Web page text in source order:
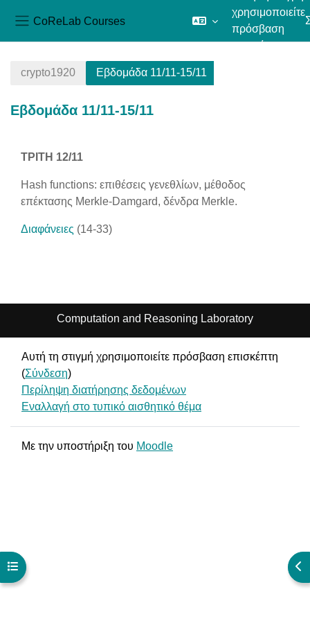
CoReLab Courses
χρησιμοποιείτε
πρόσβαση
επισκέπτη
Άνοιγμα ευρετηρίου μαθήματος
crypto1920 Εβδομάδα 11/11-15/11
Εβδομάδα 11/11-15/11
Section outline
ΤΡΙΤΗ 12/11
Hash functions: επιθέσεις γενεθλίων, μέθοδος
επέκτασης Merkle-Damgard, δένδρα Merkle.
Διαφάνειες (14-33)
Computation and Reasoning Laboratory
Αυτή τη στιγμή χρησιμοποιείτε πρόσβαση επισκέπτη
(Σύνδεση)
Περίληψη διατήρησης δεδομένων
Εναλλαγή στο τυπικό αισθητικό θέμα
Με την υποστήριξη του Moodle